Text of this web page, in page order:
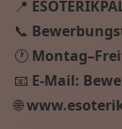
📍
📞
🕐
📧 E-Mail:
🌐